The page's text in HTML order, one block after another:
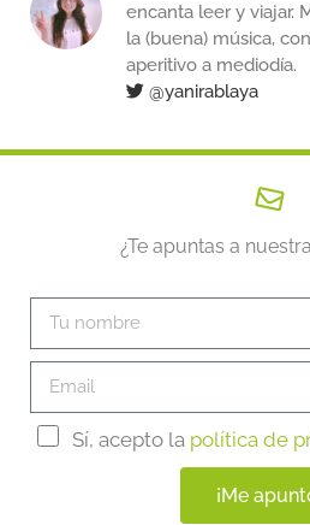
encanta leer y viajar.
la (buena) música,
aperitivo a mediodía.
@yanirablaya
¿Te apuntas a
Sí, acepto la política de
¡Me